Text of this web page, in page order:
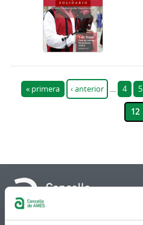
« primera ‹ anterior … 4 5
12